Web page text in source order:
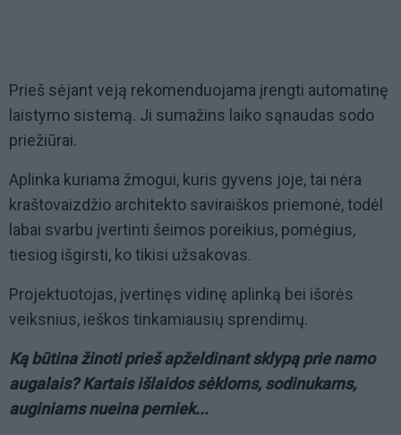
Prieš sėjant veją rekomenduojama įrengti automatinę
laistymo sistemą. Ji sumažins laiko sąnaudas sodo
priežiūrai.
Aplinka kuriama žmogui, kuris gyvens joje, tai nėra
kraštovaizdžio architekto saviraiškos priemonė, todėl
labai svarbu įvertinti šeimos poreikius, pomėgius,
tiesiog išgirsti, ko tikisi užsakovas.
Projektuotojas, įvertinęs vidinę aplinką bei išorės
veiksnius, ieškos tinkamiausių sprendimų.
Ką būtina žinoti prieš apželdinant sklypą prie namo
augalais? Kartais išlaidos sėkloms, sodinukams,
auginiams nueina perniek...